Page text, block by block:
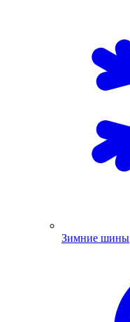
Зимние шины